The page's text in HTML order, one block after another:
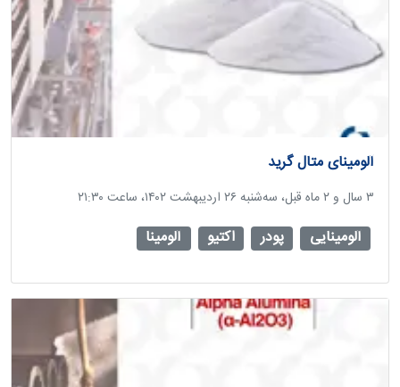
آلومینای متال گرید
‫۳ سال و ۲ ماه قبل، سه‌شنبه ۲۶ اردیبهشت ۱۴۰۲، ساعت ۲۱:۳۰
آلومینایی پودر اکتیو آلومینا